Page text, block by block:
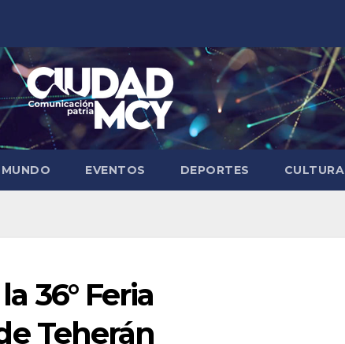
MUNDO EVENTOS DEPORTES CULTURA
36° Feria
Teherán